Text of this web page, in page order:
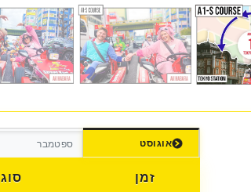
אוגוסט ספטמבר
זמן סוג